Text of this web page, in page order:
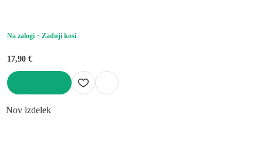
Na zalogi Zadnji kosi
17,90 €
Nov izdelek